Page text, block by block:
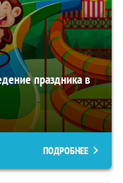
праздника в
ПОДРОБНЕЕ